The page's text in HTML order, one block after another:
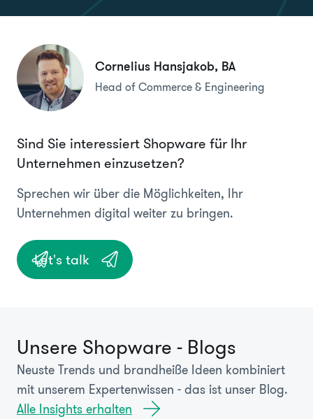
Cornelius Hansjakob, BA
Head of Commerce & Engineering
Sind Sie interessiert Shopware für Ihr
Unternehmen einzusetzen?
Sprechen wir über die Möglichkeiten, Ihr
Unternehmen digital weiter zu bringen.
Let's talk
Unsere Shopware - Blogs
Neuste Trends und brandheiße Ideen kombiniert
mit unserem Expertenwissen - das ist unser Blog.
Alle Insights erhalten